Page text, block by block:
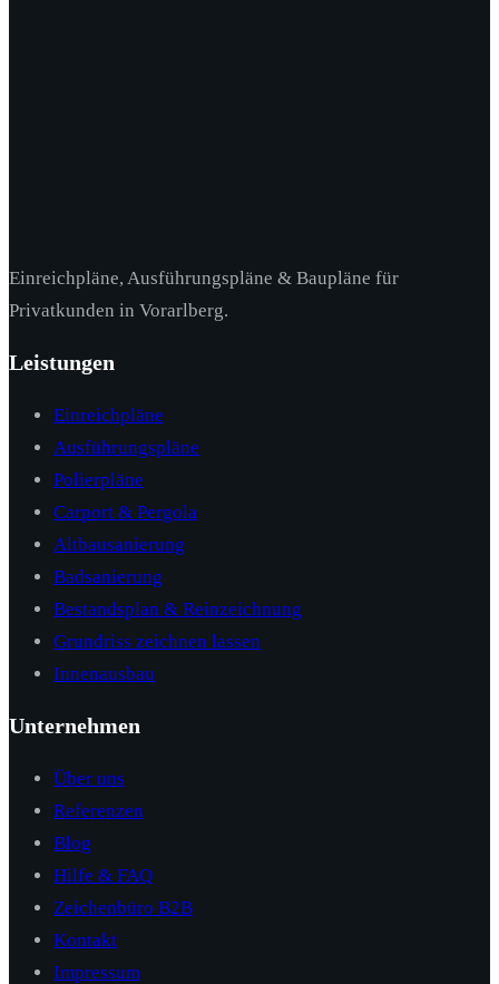
Einreichpläne, Ausführungspläne & Baupläne für
Privatkunden in Vorarlberg.
Leistungen
Einreichpläne
Ausführungspläne
Polierpläne
Carport & Pergola
Altbausanierung
Badsanierung
Bestandsplan & Reinzeichnung
Grundriss zeichnen lassen
Innenausbau
Unternehmen
Über uns
Referenzen
Blog
Hilfe & FAQ
Zeichenbüro B2B
Kontakt
Impressum